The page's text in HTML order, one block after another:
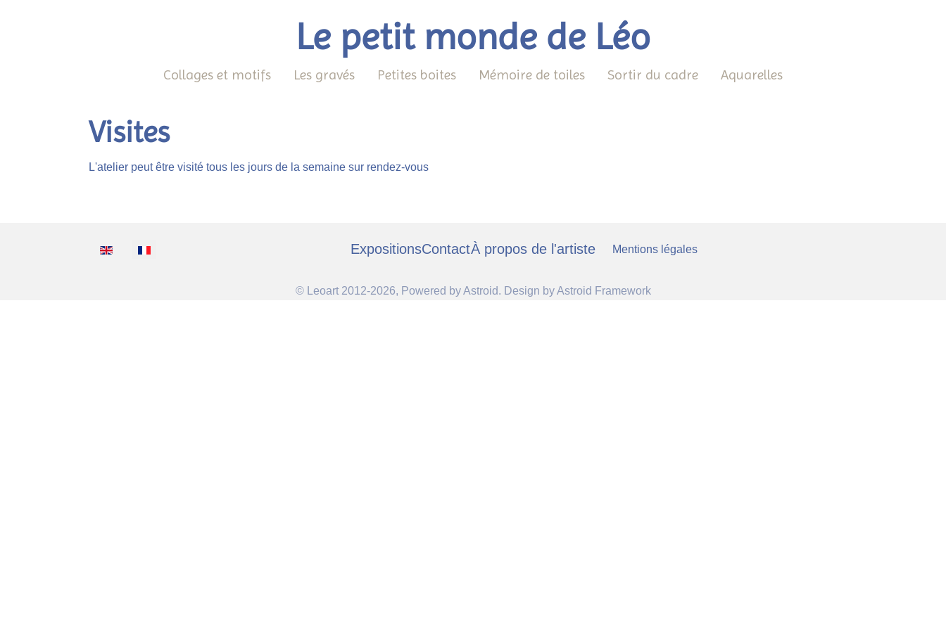
Le petit monde de Léo
Collages et motifs Les gravés Petites boites Mémoire de toiles Sortir du cadre Aquarelles
Visites
L'atelier peut être visité tous les jours de la semaine sur rendez-vous
Sélectionnez votre langue ExpositionsContactÀ propos de l'artiste Mentions légales
© Leoart 2012-2026, Powered byAstroid. Design byAstroid Framework